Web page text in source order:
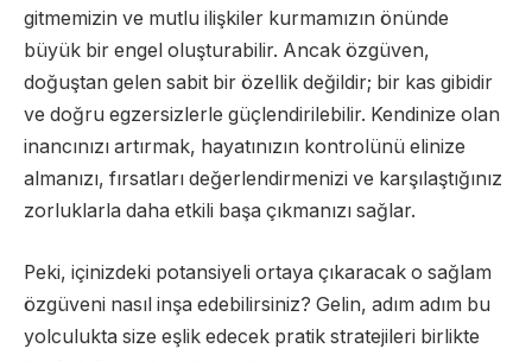
gitmemizin ve mutlu ilişkiler kurmamızın önünde
büyük bir engel oluşturabilir. Ancak özgüven,
doğuştan gelen sabit bir özellik değildir; bir kas gibidir
ve doğru egzersizlerle güçlendirilebilir. Kendinize olan
inancınızı artırmak, hayatınızın kontrolünü elinize
almanızı, fırsatları değerlendirmenizi ve karşılaştığınız
zorluklarla daha etkili başa çıkmanızı sağlar.
Peki, içinizdeki potansiyeli ortaya çıkaracak o sağlam
özgüveni nasıl inşa edebilirsiniz? Gelin, adım adım bu
yolculukta size eşlik edecek pratik stratejileri birlikte